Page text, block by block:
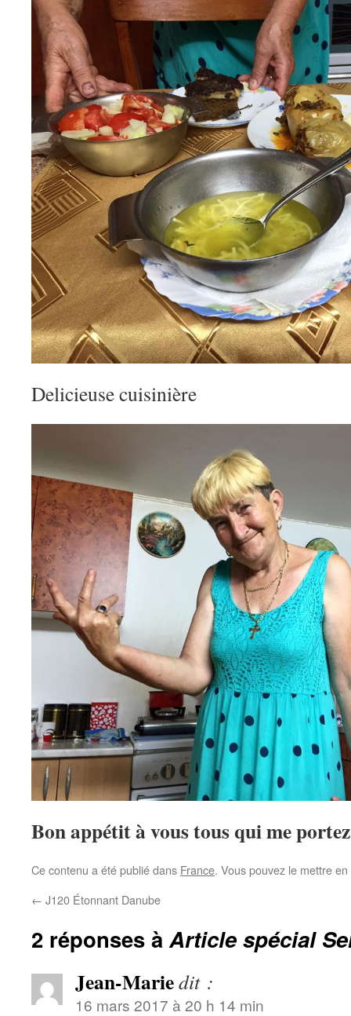
Delicieuse cuisinière
Bon appétit à vous tous qui me
Ce contenu a été publié dans France. Vous pouvez le mettre
← J120 Étonnant Danube
2 réponses àArticle spécial
Jean-Mariedit :
16 mars 2017 à 20 h 14 min